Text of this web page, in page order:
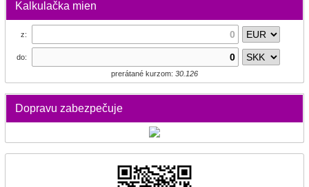
Kalkulačka mien
z:
do:
prerátané kurzom: 30.126
Dopravu zabezpečuje